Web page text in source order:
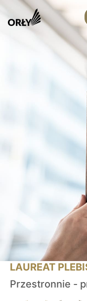
LAUREAT
Przestronnie -